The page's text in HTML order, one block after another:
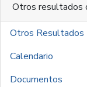
Otros resultados
Otros Resultados
Calendario
Documentos